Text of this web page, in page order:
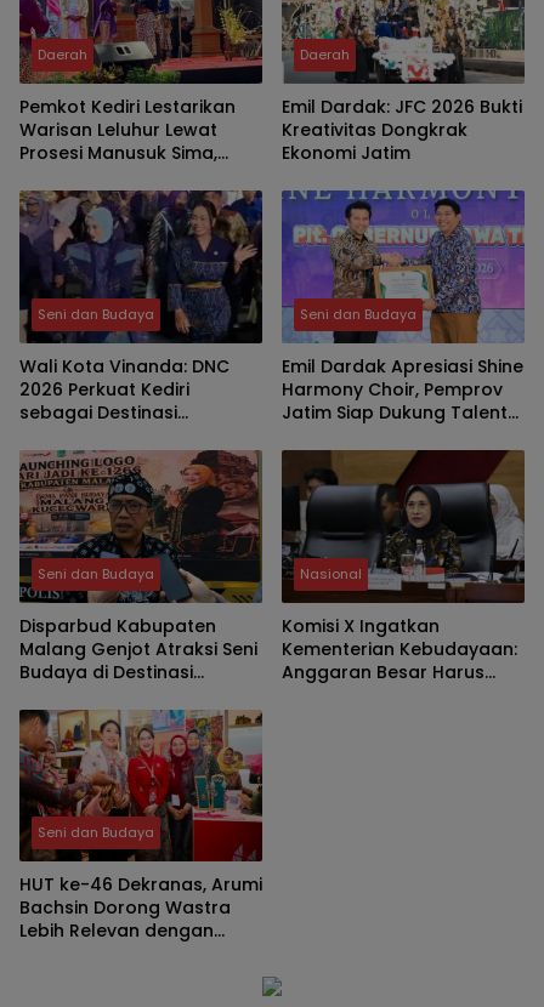
Daerah
Pemkot Kediri Lestarikan
Warisan Leluhur Lewat
Prosesi Manusuk Sima,
di Hari Jadi ke-1.147
Daerah
Emil Dardak: JFC 2026 Bukti
Kreativitas Dongkrak
Ekonomi Jatim
Seni dan Budaya
Wali Kota Vinanda: DNC
2026 Perkuat Kediri
sebagai Destinasi
Budaya
Seni dan Budaya
Emil Dardak Apresiasi Shine
Harmony Choir, Pemprov
Jatim Siap Dukung Talenta
Seni dan Budaya
Disparbud Kabupaten
Malang Genjot Atraksi Seni
Budaya di Destinasi
Jadi Media Pendidikan
Karakter dan Dongkrak
PAD
Nasional
Komisi X Ingatkan
Kementerian Kebudayaan:
Anggaran Besar Harus
Seni dan Budaya
HUT ke-46 Dekranas, Arumi
Bachsin Dorong Wastra
Lebih Relevan dengan